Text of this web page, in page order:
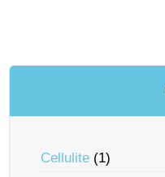
Cellulite (1)